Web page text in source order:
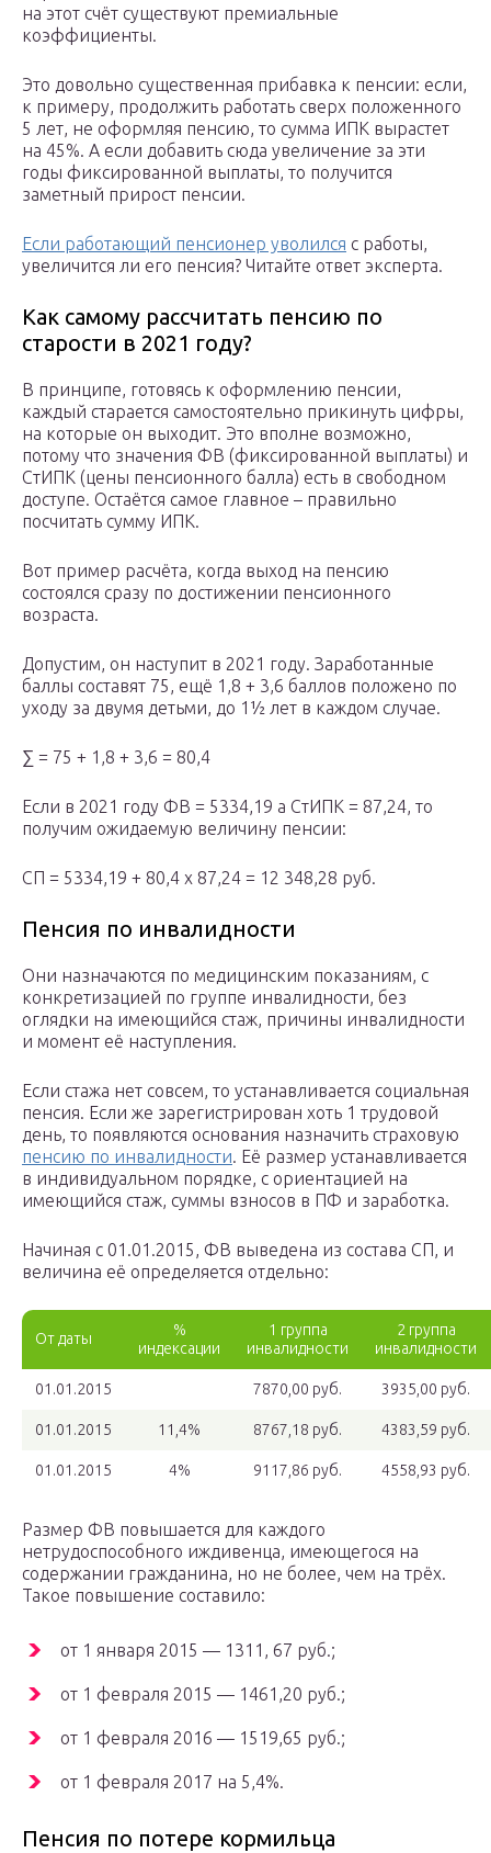
на этот счёт существуют премиальные
коэффициенты.
Это довольно существенная прибавка к пенсии: если,
к примеру, продолжить работать сверх положенного
5 лет, не оформляя пенсию, то сумма ИПК вырастет
на 45%. А если добавить сюда увеличение за эти
годы фиксированной выплаты, то получится
заметный прирост пенсии.
Если работающий пенсионер уволился с работы,
увеличится ли его пенсия? Читайте ответ эксперта.
Как самому рассчитать пенсию по
старости в 2021 году?
В принципе, готовясь к оформлению пенсии,
каждый старается самостоятельно прикинуть цифры,
на которые он выходит. Это вполне возможно,
потому что значения ФВ (фиксированной выплаты) и
СтИПК (цены пенсионного балла) есть в свободном
доступе. Остаётся самое главное – правильно
посчитать сумму ИПК.
Вот пример расчёта, когда выход на пенсию
состоялся сразу по достижении пенсионного
возраста.
Допустим, он наступит в 2021 году. Заработанные
баллы составят 75, ещё 1,8 + 3,6 баллов положено по
уходу за двумя детьми, до 1½ лет в каждом случае.
∑ = 75 + 1,8 + 3,6 = 80,4
Если в 2021 году ФВ = 5334,19 а СтИПК = 87,24, то
получим ожидаемую величину пенсии:
СП = 5334,19 + 80,4 х 87,24 = 12 348,28 руб.
Пенсия по инвалидности
Они назначаются по медицинским показаниям, с
конкретизацией по группе инвалидности, без
оглядки на имеющийся стаж, причины инвалидности
и момент её наступления.
Если стажа нет совсем, то устанавливается социальная
пенсия. Если же зарегистрирован хоть 1 трудовой
день, то появляются основания назначить страховую
пенсию по инвалидности. Её размер устанавливается
в индивидуальном порядке, с ориентацией на
имеющийся стаж, суммы взносов в ПФ и заработка.
Начиная с 01.01.2015, ФВ выведена из состава СП, и
величина её определяется отдельно:
От даты
%
индексации
1 группа
инвалидности
2 группа
инвалидности
01.01.2015 7870,00 руб. 3935,00 руб.
01.01.2015 11,4% 8767,18 руб. 4383,59 руб.
01.01.2015 4% 9117,86 руб. 4558,93 руб.
Размер ФВ повышается для каждого
нетрудоспособного иждивенца, имеющегося на
содержании гражданина, но не более, чем на трёх.
Такое повышение составило:
от 1 января 2015 — 1311, 67 руб.;
от 1 февраля 2015 — 1461,20 руб.;
от 1 февраля 2016 — 1519,65 руб.;
от 1 февраля 2017 на 5,4%.
Пенсия по потере кормильца